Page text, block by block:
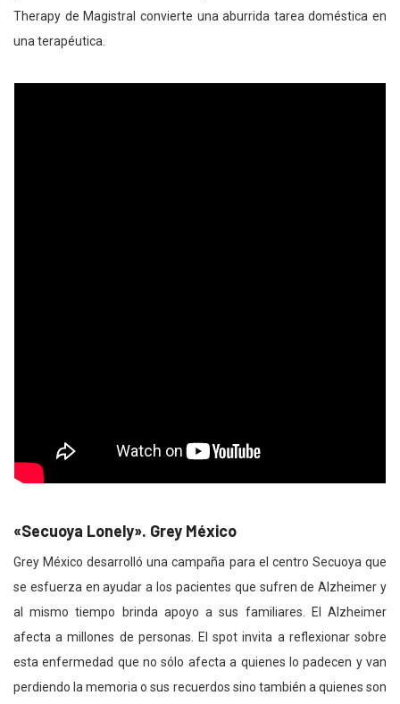
Therapy de Magistral convierte una aburrida tarea doméstica en
una terapéutica.
«Secuoya Lonely». Grey México
Grey México desarrolló una campaña para el centro Secuoya que
se esfuerza en ayudar a los pacientes que sufren de Alzheimer y
al mismo tiempo brinda apoyo a sus familiares. El Alzheimer
afecta a millones de personas. El spot invita a reflexionar sobre
esta enfermedad que no sólo afecta a quienes lo padecen y van
perdiendo la memoria o sus recuerdos sino también a quienes son